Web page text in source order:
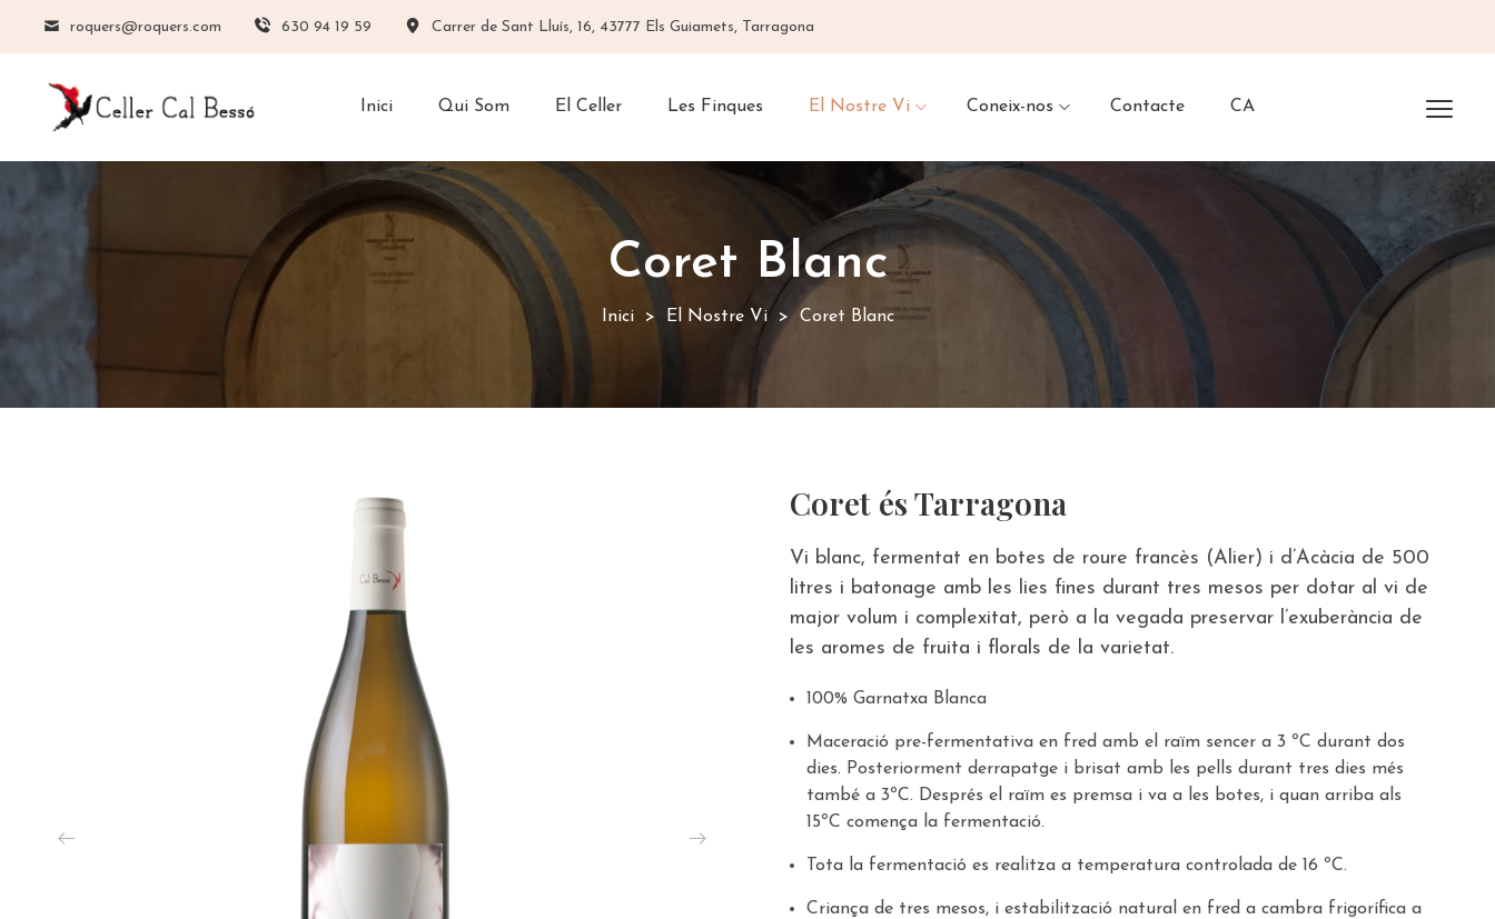
roquers@roquers.com 630 94 19 59 Carrer de Sant Lluís, 16, 43777 Els Guiamets, Tarragona
Inici Qui Som El Celler Les Finques El Nostre Vi Coneix-nos Contacte CA
Coret Blanc
Inici El Nostre Vi Coret Blanc
Coret és Tarragona
Vi blanc, fermentat en botes de roure francès (Alier) i d’Acàcia de 500
litres i batonage amb les lies fines durant tres mesos per dotar al vi de
major volum i complexitat, però a la vegada preservar l’exuberància de
les aromes de fruita i florals de la varietat.
100% Garnatxa Blanca
Maceració pre-fermentativa en fred amb el raïm sencer a 3 ºC durant dos
dies. Posteriorment derrapatge i brisat amb les pells durant tres dies més
també a 3ºC. Després el raïm es premsa i va a les botes, i quan arriba als
15ºC comença la fermentació.
Tota la fermentació es realitza a temperatura controlada de 16 ºC.
Criança de tres mesos, i estabilització natural en fred a cambra frigorífica a